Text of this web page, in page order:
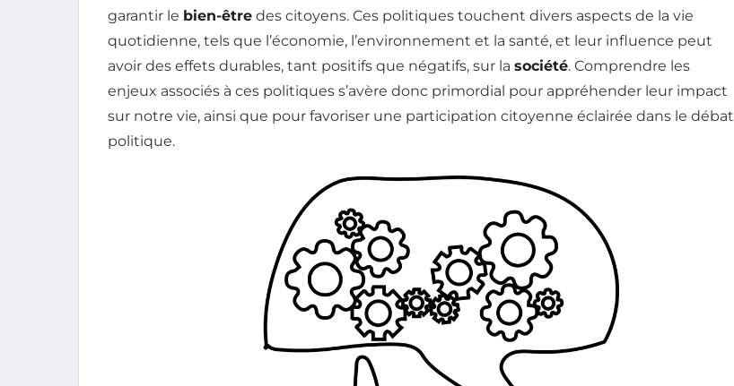
garantir le bien-être des citoyens. Ces politiques touchent divers aspects de la vie
quotidienne, tels que l’économie, l’environnement et la santé, et leur influence peut
avoir des effets durables, tant positifs que négatifs, sur la société. Comprendre les
enjeux associés à ces politiques s’avère donc primordial pour appréhender leur impact
sur notre vie, ainsi que pour favoriser une participation citoyenne éclairée dans le débat
politique.